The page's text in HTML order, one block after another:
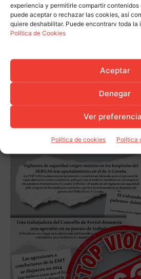
experiencia y permitirle compartir contenidos
puede aceptar o rechazar las cookies, así
quiere deshabilitar. Puede encontrarv toda la
Política de Cookies
Aceptar
Denegar
Ver
Política de cookies Política